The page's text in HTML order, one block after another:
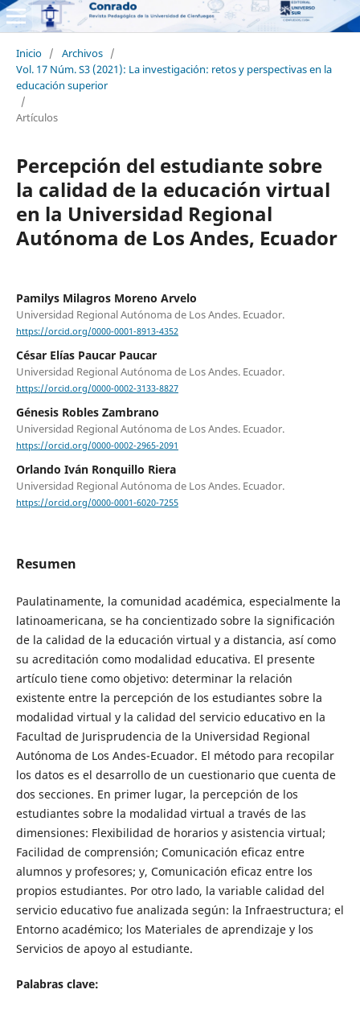
Inicio / Archivos /
Vol. 17 Núm. S3 (2021): La investigación: retos y perspectivas en la
educación superior
/
Artículos
Percepción del estudiante sobre
la calidad de la educación virtual
en la Universidad Regional
Autónoma de Los Andes, Ecuador
Pamilys Milagros Moreno Arvelo
Universidad Regional Autónoma de Los Andes. Ecuador.
https://orcid.org/0000-0001-8913-4352
César Elías Paucar Paucar
Universidad Regional Autónoma de Los Andes. Ecuador.
https://orcid.org/0000-0002-3133-8827
Génesis Robles Zambrano
Universidad Regional Autónoma de Los Andes. Ecuador.
https://orcid.org/0000-0002-2965-2091
Orlando Iván Ronquillo Riera
Universidad Regional Autónoma de Los Andes. Ecuador.
https://orcid.org/0000-0001-6020-7255
Resumen
Paulatinamente, la comunidad académica, especialmente la
latinoamericana, se ha concientizado sobre la significación
de la calidad de la educación virtual y a distancia, así como
su acreditación como modalidad educativa. El presente
artículo tiene como objetivo: determinar la relación
existente entre la percepción de los estudiantes sobre la
modalidad virtual y la calidad del servicio educativo en la
Facultad de Jurisprudencia de la Universidad Regional
Autónoma de Los Andes-Ecuador. El método para recopilar
los datos es el desarrollo de un cuestionario que cuenta de
dos secciones. En primer lugar, la percepción de los
estudiantes sobre la modalidad virtual a través de las
dimensiones: Flexibilidad de horarios y asistencia virtual;
Facilidad de comprensión; Comunicación eficaz entre
alumnos y profesores; y, Comunicación eficaz entre los
propios estudiantes. Por otro lado, la variable calidad del
servicio educativo fue analizada según: la Infraestructura; el
Entorno académico; los Materiales de aprendizaje y los
Servicios de apoyo al estudiante.
Palabras clave: